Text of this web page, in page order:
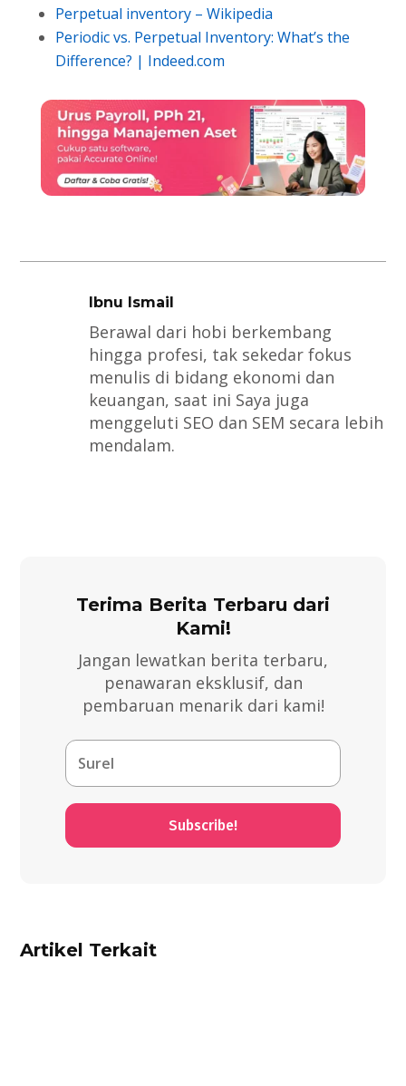
Perpetual inventory – Wikipedia
Periodic vs. Perpetual Inventory: What’s the
Difference? | Indeed.com
Ibnu Ismail
Berawal dari hobi berkembang
hingga profesi, tak sekedar fokus
menulis di bidang ekonomi dan
keuangan, saat ini Saya juga
menggeluti SEO dan SEM secara lebih
mendalam.
Terima Berita Terbaru dari
Kami!
Jangan lewatkan berita terbaru,
penawaran eksklusif, dan
pembaruan menarik dari kami!
Subscribe!
Artikel Terkait